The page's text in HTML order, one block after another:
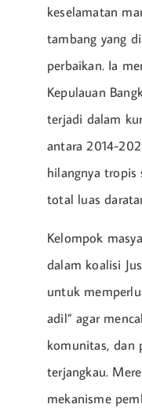
keselamatan
tambang yang
perbaikan. Ia
Kepulauan
terjadi dalam
antara 2014-
hilangnya
total luas
Kelompok
dalam koalisi
untuk
adil” agar
komunitas, dan
terjangkau.
mekanisme